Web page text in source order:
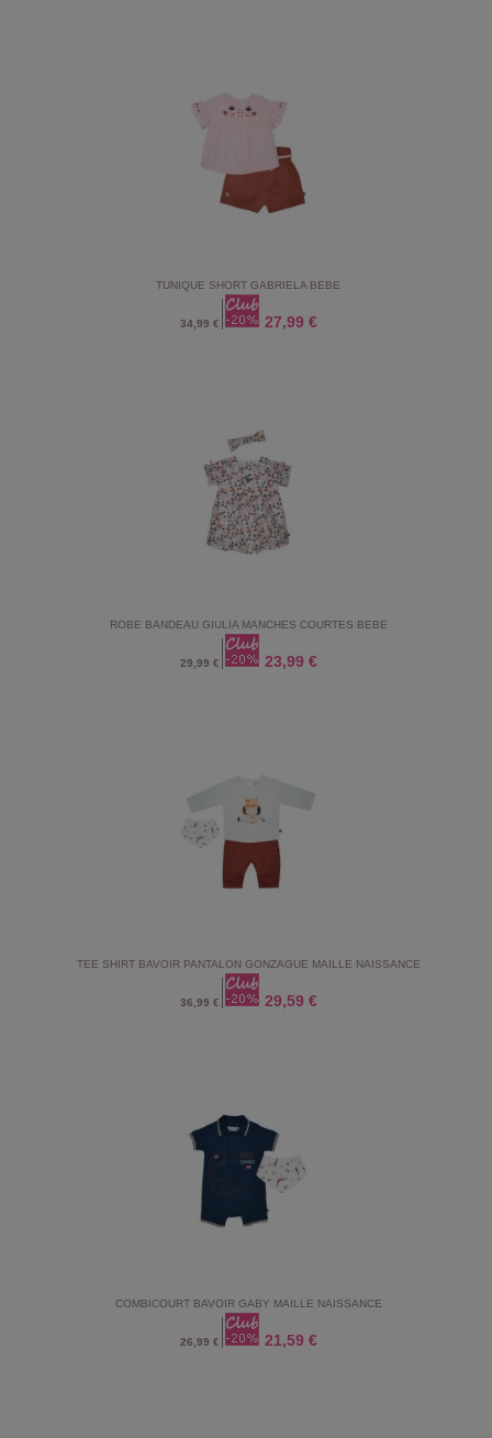
TUNIQUE SHORT GABRIELA BEBE
34,99 € 27,99 €
ROBE BANDEAU GIULIA MANCHES COURTES BEBE
29,99 € 23,99 €
TEE SHIRT BAVOIR PANTALON GONZAGUE MAILLE NAISSANCE
36,99 € 29,59 €
COMBICOURT BAVOIR GABY MAILLE NAISSANCE
26,99 € 21,59 €